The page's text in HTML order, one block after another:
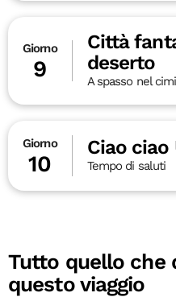
Giorno
9
Città
deserto
A spasso nel
Giorno
10
Ciao
Tempo di saluti
Tutto quello che
questo viaggio